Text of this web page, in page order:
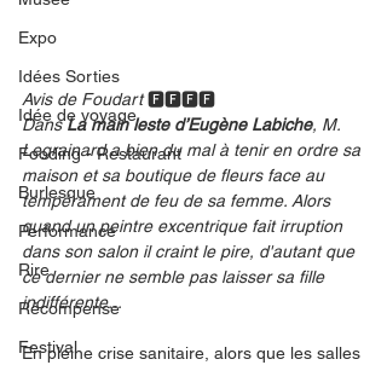
Expo
Idées Sorties
Idée de voyage
Fooding - Restaurant
Burlesque
Performance
Rire
Récompense
Festival
Avis de Foudart 🅵🅵🅵🅵
Dans La main leste d’Eugène Labiche, M.
Legrainard a bien du mal à tenir en ordre sa
maison et sa boutique de fleurs face au
tempérament de feu de sa femme. Alors
quand un peintre excentrique fait irruption
dans son salon il craint le pire, d'autant que
ce dernier ne semble pas laisser sa fille
indifférente...
En pleine crise sanitaire, alors que les salles